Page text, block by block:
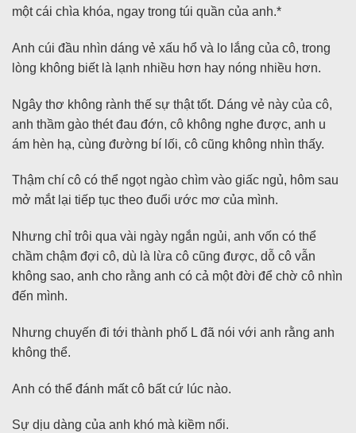
một cái chìa khóa, ngay trong túi quần của anh.*
Anh cúi đầu nhìn dáng vẻ xấu hổ và lo lắng của cô, trong
lòng không biết là lạnh nhiều hơn hay nóng nhiều hơn.
Ngây thơ không rành thế sự thật tốt. Dáng vẻ này của cô,
anh thầm gào thét đau đớn, cô không nghe được, anh u
ám hèn hạ, cùng đường bí lối, cô cũng không nhìn thấy.
Thậm chí cô có thể ngọt ngào chìm vào giấc ngủ, hôm sau
mở mắt lại tiếp tục theo đuổi ước mơ của mình.
Nhưng chỉ trôi qua vài ngày ngắn ngủi, anh vốn có thể
chầm chậm đợi cô, dù là lừa cô cũng được, dỗ cô vẫn
không sao, anh cho rằng anh có cả một đời để chờ cô nhìn
đến mình.
Nhưng chuyến đi tới thành phố L đã nói với anh rằng anh
không thể.
Anh có thể đánh mất cô bất cứ lúc nào.
Sự dịu dàng của anh khó mà kiềm nổi.